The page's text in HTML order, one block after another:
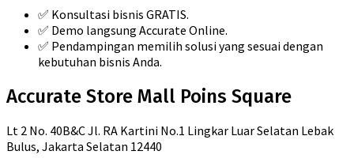
✅ Konsultasi bisnis GRATIS.
✅ Demo langsung Accurate Online.
✅ Pendampingan memilih solusi yang sesuai dengan
kebutuhan bisnis Anda.
Accurate Store Mall Poins Square
Lt 2 No. 40B&C Jl. RA Kartini No.1 Lingkar Luar Selatan Lebak
Bulus, Jakarta Selatan 12440